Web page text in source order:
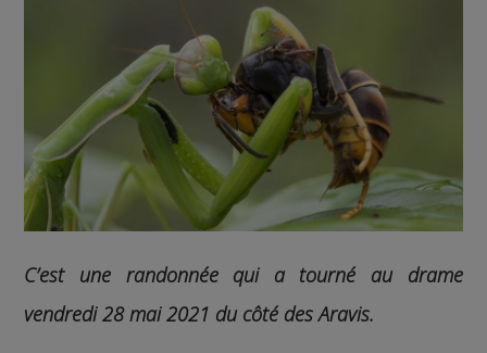
C’est une randonnée qui a tourné au drame
vendredi 28 mai 2021 du côté des Aravis.